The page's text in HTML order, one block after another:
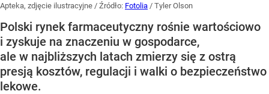
Apteka, zdjęcie ilustracyjne / Źródło: Fotolia / Tyler Olson
Polski rynek farmaceutyczny rośnie wartościowo
i zyskuje na znaczeniu w gospodarce,
ale w najbliższych latach zmierzy się z ostrą
presją kosztów, regulacji i walki o bezpieczeństwo
lekowe.